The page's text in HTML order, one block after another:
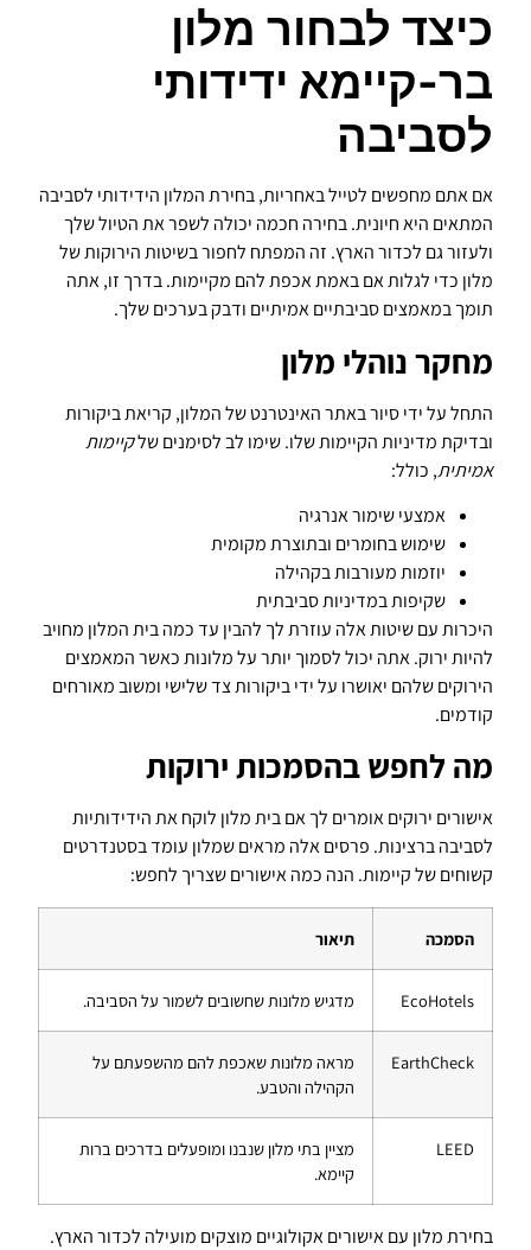
כיצד לבחור מלון
בר-קיימא ידידותי
לסביבה
אם אתם מחפשים לטייל באחריות, בחירת המלון הידידותי לסביבה
המתאים היא חיונית. בחירה חכמה יכולה לשפר את הטיול שלך
ולעזור גם לכדור הארץ. זה המפתח לחפור בשיטות הירוקות של
מלון כדי לגלות אם באמת אכפת להם מקיימות. בדרך זו, אתה
תומך במאמצים סביבתיים אמיתיים ודבק בערכים שלך.
מחקר נוהלי מלון
התחל על ידי סיור באתר האינטרנט של המלון, קריאת ביקורות
ובדיקת מדיניות הקיימות שלו. שימו לב לסימנים שלקיימות
אמיתית, כולל:
אמצעי שימור אנרגיה
שימוש בחומרים ובתוצרת מקומית
יוזמות מעורבות בקהילה
שקיפות במדיניות סביבתית
היכרות עם שיטות אלה עוזרת לך להבין עד כמה בית המלון מחויב
להיות ירוק. אתה יכול לסמוך יותר על מלונות כאשר המאמצים
הירוקים שלהם יאושרו על ידי ביקורות צד שלישי ומשוב מאורחים
קודמים.
מה לחפש בהסמכות ירוקות
אישורים ירוקים אומרים לך אם בית מלון לוקח את הידידותיות
לסביבה ברצינות. פרסים אלה מראים שמלון עומד בסטנדרטים
קשוחים של קיימות. הנה כמה אישורים שצריך לחפש:
הסמכה תיאור
EcoHotels מדגיש מלונות שחשובים לשמור על הסביבה.
EarthCheck
מראה מלונות שאכפת להם מהשפעתם על
הקהילה והטבע.
LEED
מציין בתי מלון שנבנו ומופעלים בדרכים ברות
קיימא.
בחירת מלון עם אישורים אקולוגיים מוצקים מועילה לכדור הארץ.